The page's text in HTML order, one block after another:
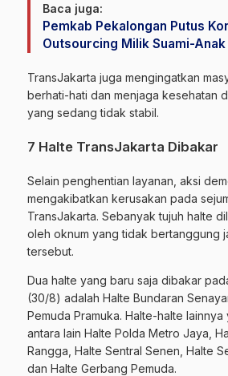
Baca juga:
Pemkab Pekalongan Putus
Outsourcing Milik Suami-
TransJakarta juga mengingatkan
berhati-hati dan menjaga kesehatan
yang sedang tidak stabil.
7 Halte TransJakarta Dibakar
Selain penghentian layanan, aksi
mengakibatkan kerusakan pada
TransJakarta. Sebanyak tujuh halte
oleh oknum yang tidak bertanggung
tersebut.
Dua halte yang baru saja dibakar
(30/8) adalah Halte Bundaran
Pemuda Pramuka. Halte-halte
antara lain Halte Polda Metro Jaya,
Rangga, Halte Sentral Senen, Halte
dan Halte Gerbang Pemuda.